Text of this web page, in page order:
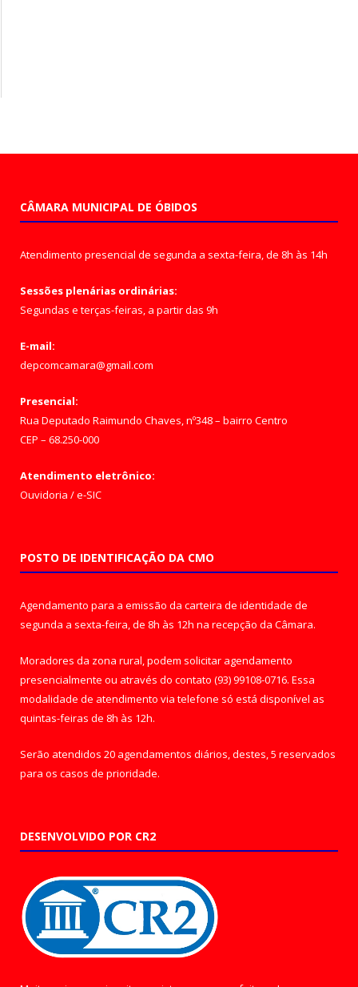
CÂMARA MUNICIPAL DE ÓBIDOS
Atendimento presencial de segunda a sexta-feira, de 8h às 14h
Sessões plenárias ordinárias:
Segundas e terças-feiras, a partir das 9h
E-mail:
depcomcamara@gmail.com
Presencial:
Rua Deputado Raimundo Chaves, nº348 – bairro Centro
CEP – 68.250-000
Atendimento eletrônico:
Ouvidoria /e-SIC
POSTO DE IDENTIFICAÇÃO DA CMO
Agendamento para a emissão da carteira de identidade de
segunda a sexta-feira, de 8h às 12h na recepção da Câmara.
Moradores da zona rural, podem solicitar agendamento
presencialmente ou através do contato (93) 99108-0716. Essa
modalidade de atendimento via telefone só está disponível as
quintas-feiras de 8h às 12h.
Serão atendidos 20 agendamentos diários, destes, 5 reservados
para os casos de prioridade.
DESENVOLVIDO POR CR2